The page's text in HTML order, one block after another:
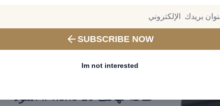
SUBSCRIBE NOW
Im not interested
أمبير في الساعة مع موصلات
طاقة لهاتف iPhone 16 أسود